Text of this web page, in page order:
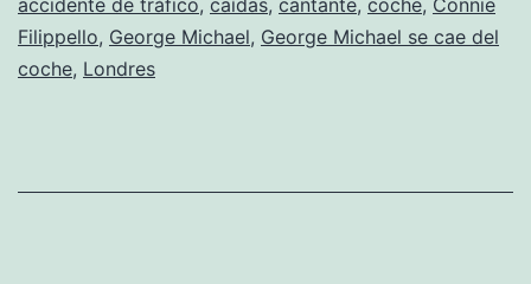
extraño
Filippello, George Michael, George Michael se cae del
coche, Londres